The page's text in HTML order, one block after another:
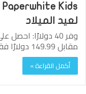
لعيد الميلاد
مقابل 149.99 دولارًا فقط قبل عيد الميلاد. وهذا يوفر 40 دولارًا…
أكمل القراءة »